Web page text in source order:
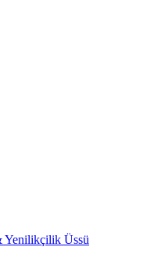
Üssü